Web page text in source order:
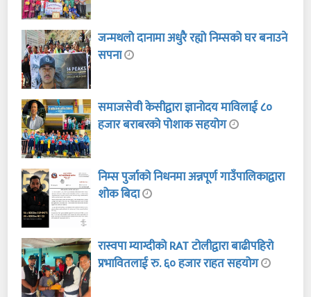
जन्मथलो दानामा अधुरै रह्यो निम्सको घर बनाउने
सपना
समाजसेवी केसीद्वारा ज्ञानोदय माविलाई ८०
हजार बराबरको पोशाक सहयोग
निम्स पुर्जाको निधनमा अन्नपूर्ण गाउँपालिकाद्वारा
शोक बिदा
रास्वपा म्याग्दीको RAT टोलीद्वारा बाढीपहिरो
प्रभावितलाई रु. ६० हजार राहत सहयोग